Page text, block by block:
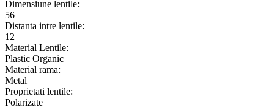
Dimensiune lentile:
56
Distanta intre lentile:
12
Material Lentile:
Plastic Organic
Material rama:
Metal
Proprietati lentile:
Polarizate